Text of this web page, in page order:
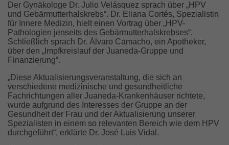
Der Gynäkologe Dr. Julio Velásquez sprach über „HPV
und Gebärmutterhalskrebs“. Dr. Eliana Cortés, Spezialistin
für Innere Medizin, hielt einen Vortrag über „HPV-
Pathologien jenseits des Gebärmutterhalskrebses“.
Schließlich sprach Dr. Álvaro Camacho, ein Apotheker,
über den „Impfkreislauf der Juaneda-Gruppe und
Finanzierung“.
„Diese Aktualisierungsveranstaltung, die sich an
verschiedene medizinische und gesundheitliche
Fachrichtungen aller Juaneda-Krankenhäuser richtete,
wurde aufgrund des Interesses der Gruppe an der
Gesundheit der Frau und der Aktualisierung unserer
Spezialisten in einem so relevanten Bereich wie dem HPV
durchgeführt“, erklärte Dr. José Luis Vidal.